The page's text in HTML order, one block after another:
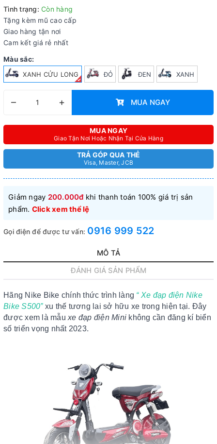
Tình trạng: Còn hàng
Tặng kèm mũ cao cấp
Giao hàng tận nơi
Cam kết giá rẻ nhất
Màu sắc:
XANH CỬU LONG ĐỎ ĐEN XANH
– + MUA NGAY
MUA NGAY
Giao Tận Nơi Hoặc Nhận Tại Cửa Hàng
TRẢ GÓP QUA THẺ
Visa, Master, JCB
Giảm ngay 200.000đkhi thanh toán 100% giá trị sản
phẩm. Click xem thể lệ
Gọi điện để được tư vấn: 0916 999 522
MÔ TẢ
ĐÁNH GIÁ SẢN PHẨM
Hãng Nike Bike chính thức trình làng “ Xe đạp điện Nike
Bike S500” xu thế tương lai sở hữu xe trong hiện tại. Đây
được xem là mẫu xe đạp điện Mini không cần đăng kí biển
số triển vọng nhất 2023.